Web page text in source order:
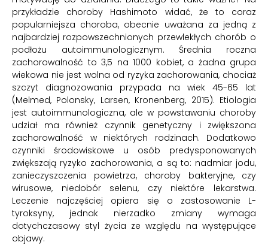
przykładzie choroby Hashimoto widać, że to coraz
popularniejsza choroba, obecnie uważana za jedną z
najbardziej rozpowszechnionych przewlekłych chorób o
podłożu autoimmunologicznym. Średnia roczna
zachorowalność to 3,5 na 1000 kobiet, a żadna grupa
wiekowa nie jest wolna od ryzyka zachorowania, chociaż
szczyt diagnozowania przypada na wiek 45-65 lat
(Melmed, Polonsky, Larsen, Kronenberg, 2015). Etiologia
jest autoimmunologiczna, ale w powstawaniu choroby
udział ma również czynnik genetyczny i zwiększona
zachorowalność w niektórych rodzinach. Dodatkowo
czynniki środowiskowe u osób predysponowanych
zwiększają ryzyko zachorowania, a są to: nadmiar jodu,
zanieczyszczenia powietrza, choroby bakteryjne, czy
wirusowe, niedobór selenu, czy niektóre lekarstwa.
Leczenie najczęściej opiera się o zastosowanie L-
tyroksyny, jednak nierzadko zmiany wymaga
dotychczasowy styl życia ze względu na występujące
objawy.